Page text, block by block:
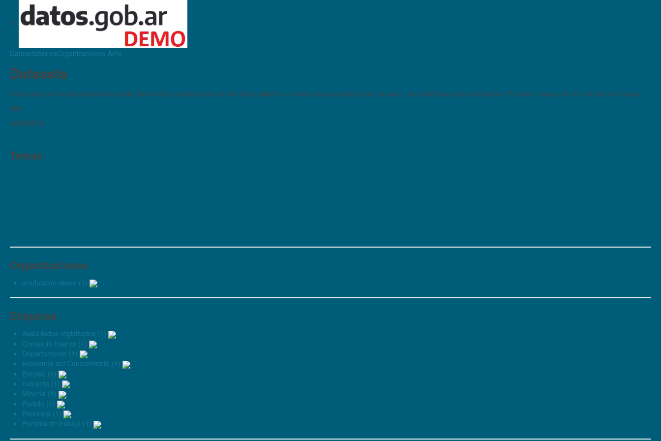
DatasetsSeriesOrganizaciones APIs
Datasets
Contá qué son los datasets de tu portal. Aprovechá y explicá qué son los datos abiertos, e invitá a tus usuarios a que los usen, los modifiquen y los compartan. Por favor, hacelo en no más de tres líneas.
308
DATASETS
Temas
Organizaciones
produccion-demo (1)
Etiquetas
Asalariados registrados (1)
Comercio Interior (1)
Departamento (1)
Economía del Conocimiento (1)
Empleo (1)
Industria (1)
Minería (1)
Partido (1)
Provincia (1)
Puestos de trabajo (1)